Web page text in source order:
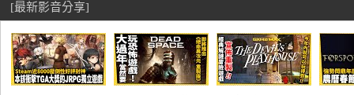
[最新影音分享]